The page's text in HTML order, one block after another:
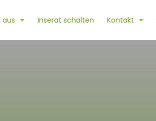
aus Inserat schalten Kontakt